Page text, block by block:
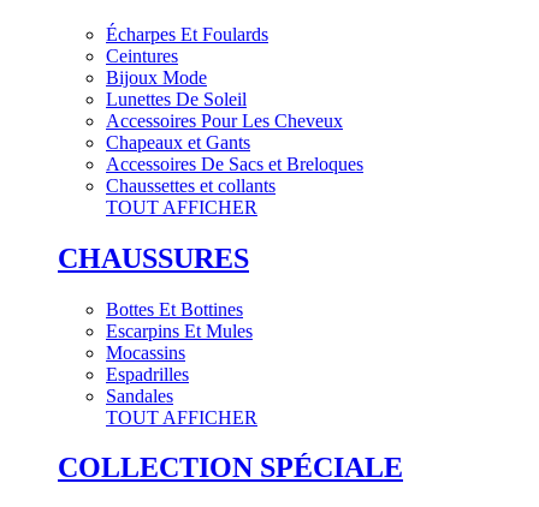
Écharpes Et Foulards
Ceintures
Bijoux Mode
Lunettes De Soleil
Accessoires Pour Les Cheveux
Chapeaux et Gants
Accessoires De Sacs et Breloques
Chaussettes et collants
TOUT AFFICHER
CHAUSSURES
Bottes Et Bottines
Escarpins Et Mules
Mocassins
Espadrilles
Sandales
TOUT AFFICHER
COLLECTION SPÉCIALE